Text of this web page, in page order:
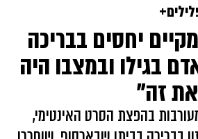
יחסים בבריכה
בגילו ובמצבו היה
זה"
בהפצת הסרט האינטימי,